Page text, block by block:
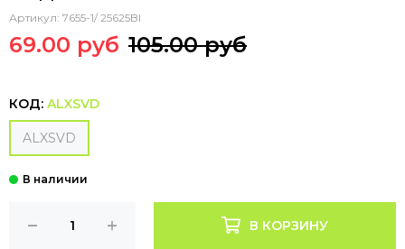
Артикул: 7655-1/ 25625BI
69.00 руб 105.00 руб
КОД: ALXSVD
ALXSVD
В КОРЗИНУ